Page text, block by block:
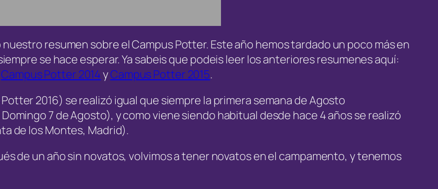
resumen sobre el Campus Potter. Este año hemos tardado un poco más en
se hace esperar. Ya sabeis que podeis leer los anteriores resumenes aquí:
Campus Potter 2014yCampus Potter 2015.
2016) se realizó igual que siempre la primera semana de Agosto
7 de Agosto), y como viene siendo habitual desde hace 4 años se realizó
de los Montes, Madrid).
de un año sin novatos, volvimos a tener novatos en el campamento, y tenemos